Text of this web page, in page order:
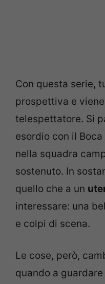
Con questa serie,
prospettiva e
telespettatore. Si
esordio con il
nella squadra
sostenuto. In
quello che a un
interessare: una
e colpi di scena.
Le cose, però,
quando a